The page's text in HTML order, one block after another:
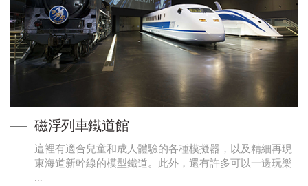
磁浮列車鐵道館
這裡有適合兒童和成人體驗的各種模擬器，以及精細再現
東海道新幹線的模型鐵道。此外，還有許多可以一邊玩樂
…